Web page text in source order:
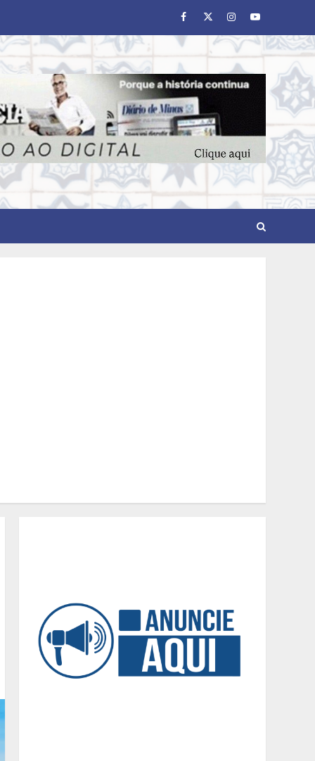
Facebook
TwitterInstagram
Youtube
5
Eleições e economia:
incertezas políticas podem
influenciar investimentos e